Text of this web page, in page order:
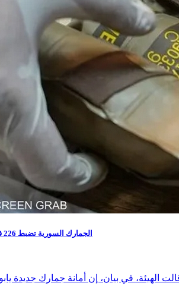
الجمارك السورية تضبط 226 قنبلة كانت متجهة إلى لبنان